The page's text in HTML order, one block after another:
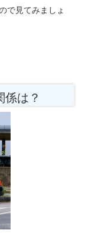
で見てみましょ
は？